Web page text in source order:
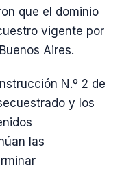
que el dominio
vigente por
Aires.
N.º 2 de
y los
las